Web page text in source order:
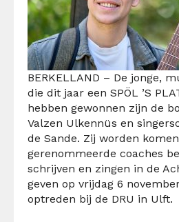
BERKELLAND – De jonge,
die dit jaar een SPÖL ’S
hebben gewonnen zijn de
Valzen Ulkennüs en
de Sande. Zij worden
gerenommeerde coaches
schrijven en zingen in de
geven op vrijdag 6
optreden bij de DRU in Ulft.